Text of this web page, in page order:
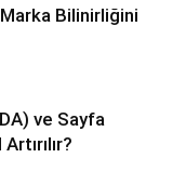
Bilinirliğini
ve Sayfa